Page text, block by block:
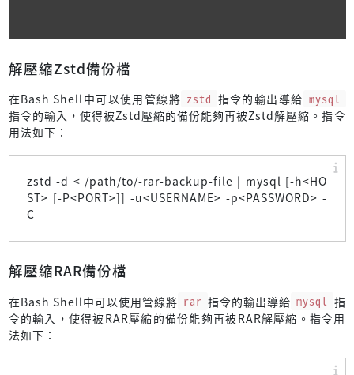
解壓縮Zstd備份檔
在Bash Shell中可以使用管線將 zstd 指令的輸出導給 mysql
指令的輸入，使得被Zstd壓縮的備份能夠再被Zstd解壓縮。指令
用法如下：
zstd -d < /path/to/-rar-backup-file | mysql [-h<HO
ST> [-P<PORT>]] -u<USERNAME> -p<PASSWORD> -
C
解壓縮RAR備份檔
在Bash Shell中可以使用管線將 rar 指令的輸出導給 mysql 指
令的輸入，使得被RAR壓縮的備份能夠再被RAR解壓縮。指令用
法如下：